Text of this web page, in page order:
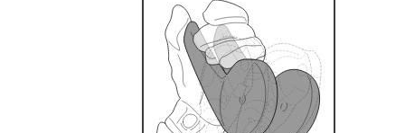
liées à votre activité. Il peut en exister d’autres
que nous ne décrivons pas ici.